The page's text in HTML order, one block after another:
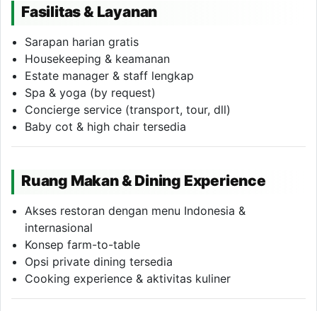
Fasilitas & Layanan
Sarapan harian gratis
Housekeeping & keamanan
Estate manager & staff lengkap
Spa & yoga (by request)
Concierge service (transport, tour, dll)
Baby cot & high chair tersedia
Ruang Makan & Dining Experience
Akses restoran dengan menu Indonesia &
internasional
Konsep farm-to-table
Opsi private dining tersedia
Cooking experience & aktivitas kuliner